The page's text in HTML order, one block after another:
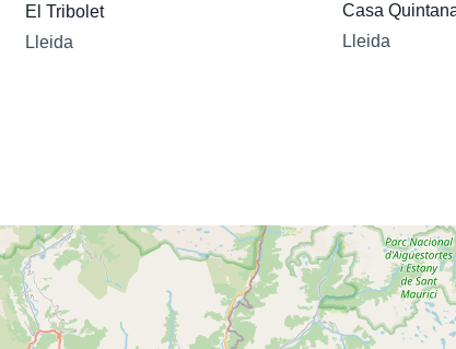
El Tribolet
Lleida
Casa
Lleida